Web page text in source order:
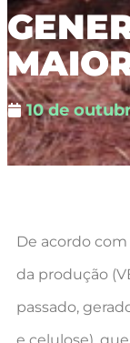
10 de
De acordo
da produção
passado,
e celulose),